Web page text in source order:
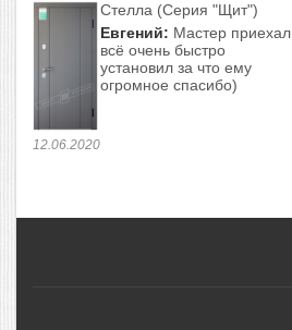
12.06.2020
Стелла (Серия "Щит")
Евгений: Мастер приехал
всё очень быстро
установил за что ему
огромное спасибо)